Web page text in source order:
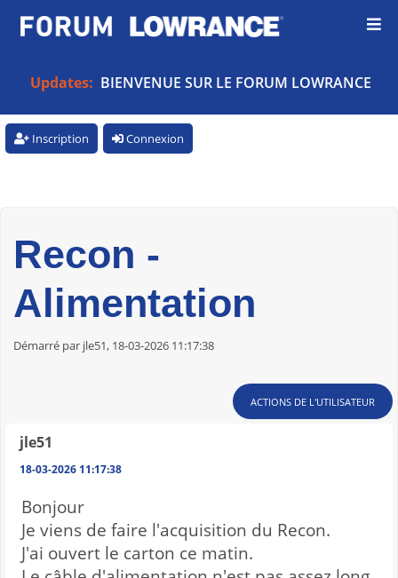
Updates: BIENVENUE SUR LE FORUM LOWRANCE
Inscription Connexion
Recon -
Alimentation
Démarré par jle51, 18-03-2026 11:17:38
ACTIONS DE L'UTILISATEUR
jle51
18-03-2026 11:17:38
Bonjour
Je viens de faire l'acquisition du Recon.
J'ai ouvert le carton ce matin.